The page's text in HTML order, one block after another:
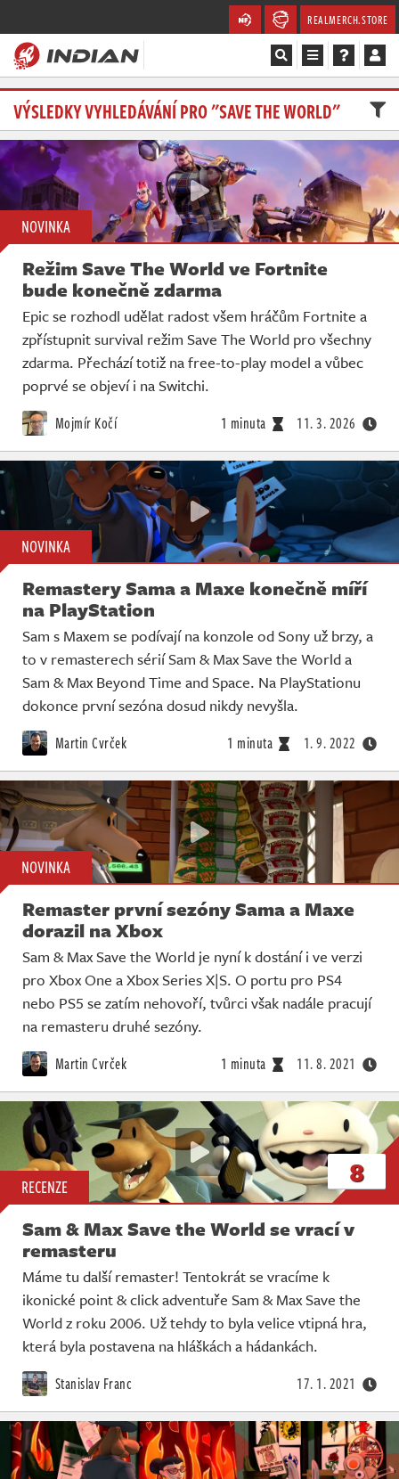
REALMERCH.STORE
Magazín
Recenze
Videa
Soutěže
Databáze
Komunita
Redakce
Živě
VÝSLEDKY VYHLEDÁVÁNÍ PRO "SAVE THE WORLD"
NOVINKA
Režim Save The World ve Fortnite
bude konečně zdarma
Epic se rozhodl udělat radost všem hráčům Fortnite a
zpřístupnit survival režim Save The World pro všechny
zdarma. Přechází totiž na free-to-play model a vůbec
poprvé se objeví i na Switchi.
Mojmír Kočí 1 minuta 11. 3. 2026
NOVINKA
Remastery Sama a Maxe konečně míří
na PlayStation
Sam s Maxem se podívají na konzole od Sony už brzy, a
to v remasterech sérií Sam & Max Save the World a
Sam & Max Beyond Time and Space. Na PlayStationu
dokonce první sezóna dosud nikdy nevyšla.
Martin Cvrček 1 minuta 1. 9. 2022
NOVINKA
Remaster první sezóny Sama a Maxe
dorazil na Xbox
Sam & Max Save the World je nyní k dostání i ve verzi
pro Xbox One a Xbox Series X|S. O portu pro PS4
nebo PS5 se zatím nehovoří, tvůrci však nadále pracují
na remasteru druhé sezóny.
Martin Cvrček 1 minuta 11. 8. 2021
RECENZE 8
Sam & Max Save the World se vrací v
remasteru
Máme tu další remaster! Tentokrát se vracíme k
ikonické point & click adventuře Sam & Max Save the
World z roku 2006. Už tehdy to byla velice vtipná hra,
která byla postavena na hláškách a hádankách.
Stanislav Franc 17. 1. 2021